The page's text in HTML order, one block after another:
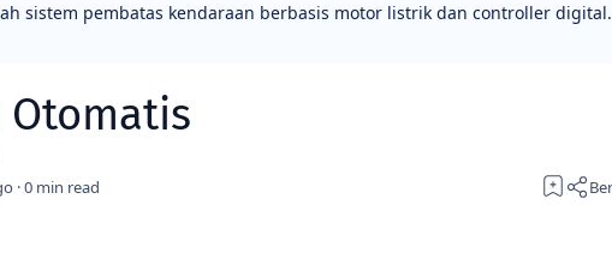
sistem pembatas kendaraan berbasis motor listrik dan controller digital.
Otomatis
0